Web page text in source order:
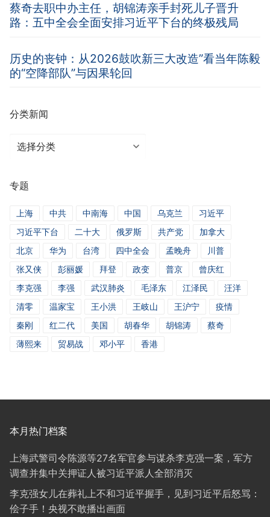
蔡奇去职中办主任，胡锦涛亲手封死儿子晋升
路：五中全会全面安排习近平下台的终极残局
历史的丧钟：从2026鼓吹新三大改造”看当年陈毅
的“空降部队”与因果轮回
分类新闻
分
闻
专题
上海 中共 中南海 中国 乌克兰
习近平
习近平下台
二十大 俄罗斯 共产党
加拿大
北京
华为 台湾 四中全会 孟晚舟
川普
张又侠
彭丽媛 拜登 政变 普京
曾庆红
李克强
李强 武汉肺炎 毛泽东 江泽民
汪洋
清零
温家宝 王小洪 王岐山 王沪宁
疫情
秦刚
红二代 美国 胡春华 胡锦涛
蔡奇
薄熙来
贸易战 邓小平 香港
本月热门档案
上海武警司令陈源等27名军官参与谋杀李克强一案，军方
调查并集中关押证人被习近平派人全部消灭
李克强女儿在葬礼上不和习近平握手，见到习近平后怒骂：
侩子手！央视不敢播出画面